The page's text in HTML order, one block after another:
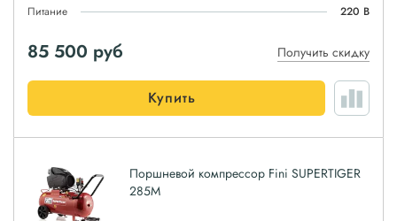
Питание
220 В
85 500 руб Получить скидку
Купить
Поршневой компрессор Fini SUPERTIGER
285M